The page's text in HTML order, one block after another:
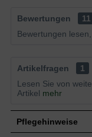
Bewertungen
11
Bewertungen
Artikelfragen
1
Lesen Sie von
Artikel mehr
Pflegehinweise